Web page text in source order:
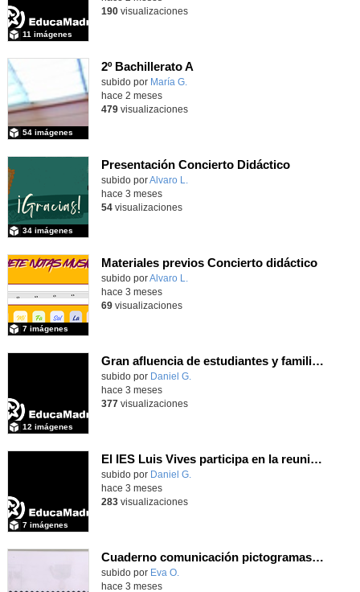
11 imágenes
190visualizaciones
2º Bachillerato A
Contenido educativo.
subido por María G.
54 imágenes
hace 2 meses
479visualizaciones
Presentación Concierto Didáctico
Contenido educativo.
subido porAlvaro L.
34 imágenes
hace 3 meses
54visualizaciones
Materiales previos Concierto didáctico
Contenido educativo.
subido porAlvaro L.
7 imágenes
hace 3 meses
69visualizaciones
Gran afluencia de estudiantes y familias en la jornada de puertas abiertas que nuestro centro desarrolló el pasado 23 de abril de 2026
subido por Daniel G.
12 imágenes
hace 3 meses
377visualizaciones
El IES Luis Vives participa en la reunión de coordinación del proyecto de innovación MEFPD - CNC e Industria 4.0
subido por Daniel G.
7 imágenes
hace 3 meses
283visualizaciones
Cuaderno comunicación pictogramas y LSE
subido por Eva O.
hace 3 meses